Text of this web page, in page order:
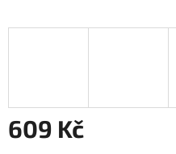
609 Kč